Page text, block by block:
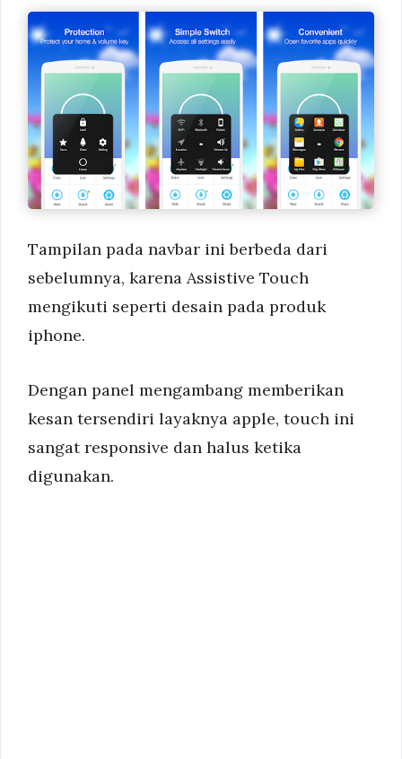
Tampilan pada navbar ini berbeda dari
sebelumnya, karena Assistive Touch
mengikuti seperti desain pada produk
iphone.
Dengan panel mengambang memberikan
kesan tersendiri layaknya apple, touch ini
sangat responsive dan halus ketika
digunakan.